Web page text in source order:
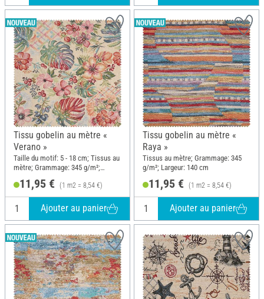
Tissu gobelin au mètre «
Verano »
Taille du motif: 5 - 18 cm; Tissus au
mètre; Grammage: 345 g/m²;
11,95 € (1 m2 = 8,54 €)
Ajouter au panier
Tissu gobelin au mètre «
Raya »
Tissus au mètre; Grammage: 345
g/m²; Largeur: 140 cm
11,95 € (1 m2 = 8,54 €)
Ajouter au panier